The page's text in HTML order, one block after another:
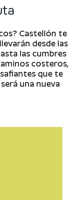
Castellón te
desde las
las cumbres
costeros,
que te
una nueva